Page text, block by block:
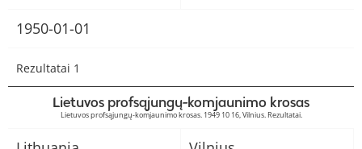
1950-01-01
Rezultatai 1
Lietuvos profsąjungų-komjaunimo krosas
Lietuvos profsąjungų-komjaunimo krosas. 1949 10 16, Vilnius. Rezultatai.